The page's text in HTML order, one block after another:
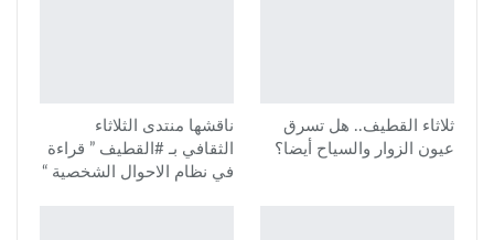
ثلاثاء القطيف.. هل تسرق
عيون الزوار والسياح أيضا؟
ناقشها منتدى الثلاثاء
الثقافي بـ #القطيف ” قراءة
في نظام الاحوال الشخصية “